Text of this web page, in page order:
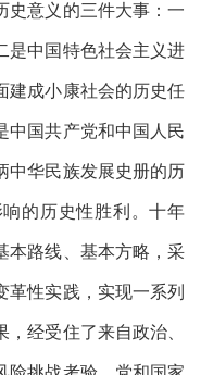
史意义的三件大事：一
是中国特色社会主义进
建成小康社会的历史任
中国共产党和中国人民
中华民族发展史册的历
的历史性胜利。十年
本路线、基本方略，采
革性实践，实现一系列
经受住了来自政治、